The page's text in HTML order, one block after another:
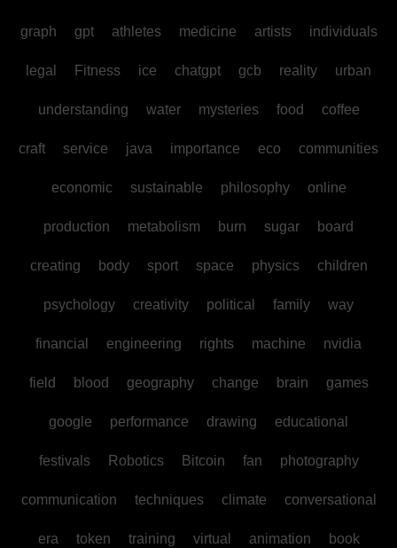
graph gpt athletes medicine artists individuals
legal Fitness ice chatgpt gcb reality urban
understanding water mysteries food coffee
craft service java importance eco communities
economic sustainable philosophy online
production metabolism burn sugar board
creating body sport space physics children
psychology creativity political family way
financial engineering rights machine nvidia
field blood geography change brain games
google performance drawing educational
festivals Robotics Bitcoin fan photography
communication techniques climate conversational
era token training virtual animation book